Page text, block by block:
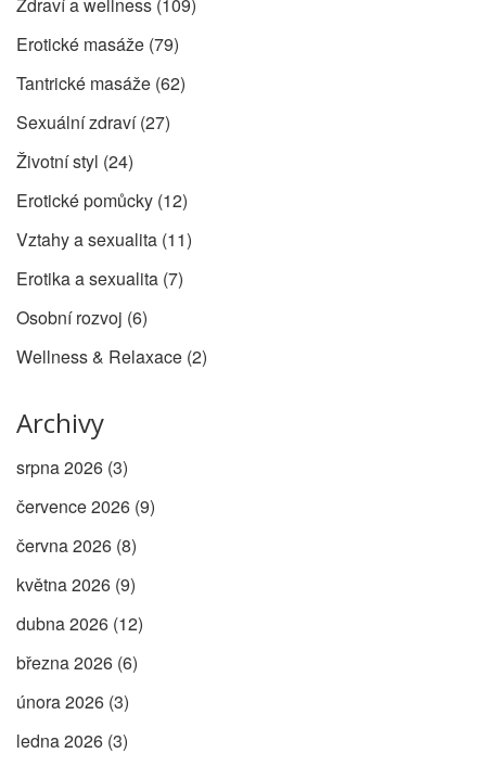
Zdraví a wellness (109)
Erotické masáže (79)
Tantrické masáže (62)
Sexuální zdraví(27)
Životní styl (24)
Erotické pomůcky (12)
Vztahy a sexualita (11)
Erotika a sexualita (7)
Osobní rozvoj (6)
Wellness & Relaxace (2)
Archivy
srpna 2026 (3)
července 2026 (9)
června 2026 (8)
května 2026 (9)
dubna 2026 (12)
března 2026 (6)
února 2026 (3)
ledna 2026 (3)